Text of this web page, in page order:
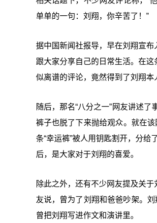
单单的一句：刘翔，你辛苦了！”
据中国新闻社报导，早在刘翔宣
跟大家分享自己的日常生活。在
似离谱的评论，竟然得到了刘翔本
随后，那名“八分之一”网友讲述
裤子也脱了下来抛给观众。就在
条“幸运裤”被人用钥匙割开，分
后，是大家对于刘翔的喜爱。
除此之外，还有不少网友提及关
友说，曾为了刘翔和爸爸吵架。
曾把刘翔写进作文和演讲里。